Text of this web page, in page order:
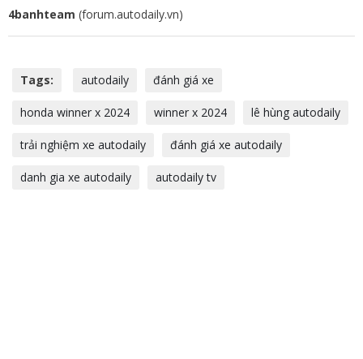
4banhteam (forum.autodaily.vn)
Tags: autodaily đánh giá xe
honda winner x 2024 winner x 2024 lê hùng autodaily
trải nghiệm xe autodaily đánh giá xe autodaily
danh gia xe autodaily autodaily tv